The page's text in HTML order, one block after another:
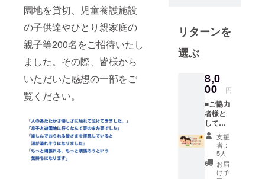
園地を貸切、児童養護施設
の子供達やひとり親家庭の
親子等200名をご招待いたし
ました。その際、皆様から
いただいた感想の一部をご
覧ください。
リターンを
選ぶ
8,0
00 円
■ご協力
者様と
して笑
顔プラ
スのご
協力者
様の
webに
支援
者：
5人
お届
け予